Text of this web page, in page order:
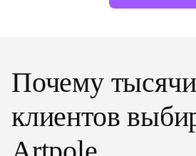
Почему тысячи
клиентов